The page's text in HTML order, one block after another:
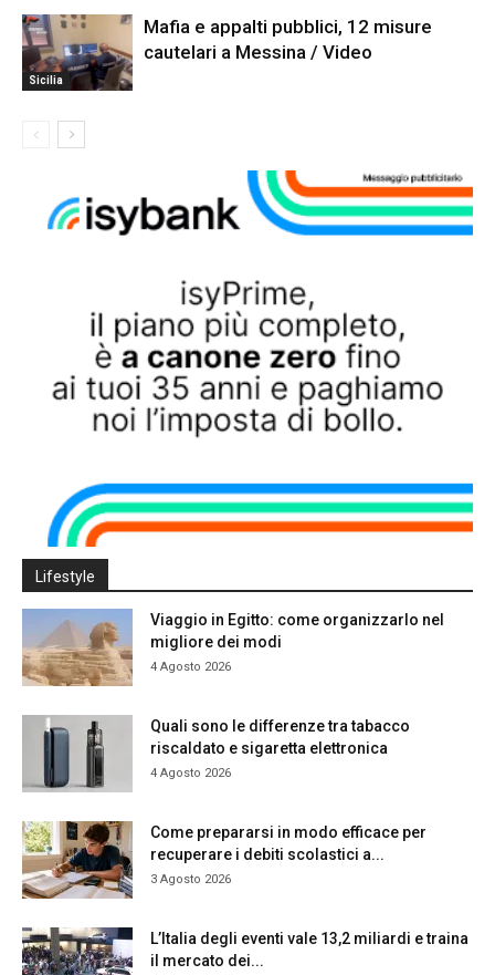
Sicilia
Mafia e appalti pubblici, 12 misure
cautelari a Messina / Video
Lifestyle
Viaggio in Egitto: come organizzarlo nel
migliore dei modi
4 Agosto 2026
Quali sono le differenze tra tabacco
riscaldato e sigaretta elettronica
4 Agosto 2026
Come prepararsi in modo efficace per
recuperare i debiti scolastici a...
3 Agosto 2026
L’Italia degli eventi vale 13,2 miliardi e traina
il mercato dei...